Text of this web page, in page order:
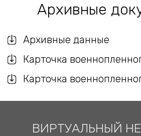
Архивные
Архивные данные
Карточка
Карточка
ВИРТУАЛЬНЫЙ